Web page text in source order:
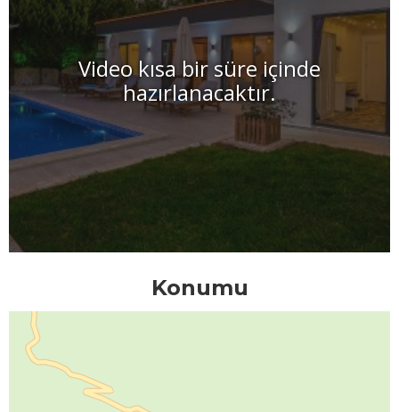
Video kısa bir süre içinde
hazırlanacaktır.
Konumu